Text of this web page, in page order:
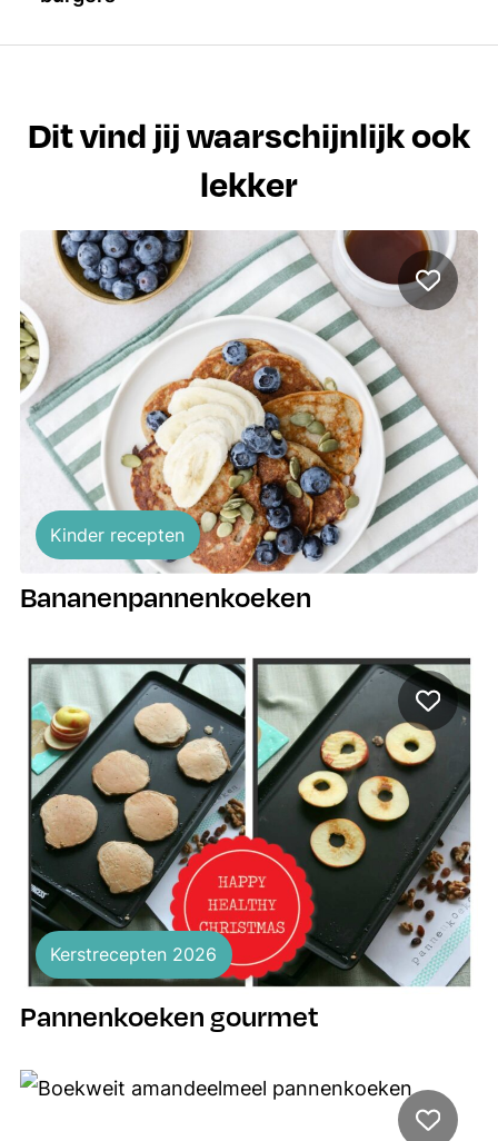
Dit vind jij waarschijnlijk ook
lekker
Kinder recepten
Bananenpannenkoeken
Kerstrecepten 2026
Pannenkoeken gourmet